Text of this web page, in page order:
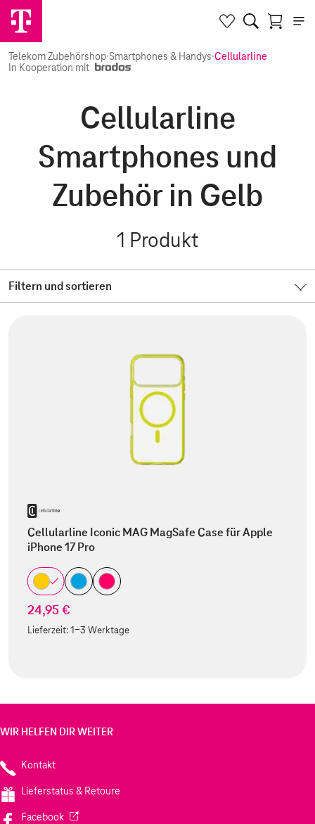
Telekom Zubehörshop·Smartphones & Handys·Cellularline
In Kooperation mit
Cellularline
Smartphones und
Zubehör in Gelb
1 Produkt
Filtern und sortieren
Cellularline Iconic MAG MagSafe Case für Apple
iPhone 17 Pro
24,95 €
Lieferzeit:1-3 Werktage
WIR HELFEN DIR WEITER
Kontakt
Lieferstatus & Retoure
Facebook(Wird in einem neuen Tab geöffnet)